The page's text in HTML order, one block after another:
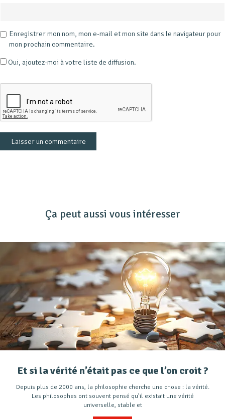
Enregistrer mon nom, mon e-mail et mon site dans le navigateur pour
mon prochain commentaire.
Oui, ajoutez-moi à votre liste de diffusion.
Ça peut aussi vous intéresser
Et si la vérité n’était pas ce que l’on croit ?
Depuis plus de 2000 ans, la philosophie cherche une chose : la vérité.
Les philosophes ont souvent pensé qu’il existait une vérité
universelle, stable et